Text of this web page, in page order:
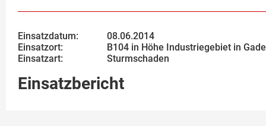
Einsatzdatum:
08.06.2014
Einsatzort:
B104 in Höhe Industriegebiet in
Einsatzart:
Sturmschaden
Einsatzbericht